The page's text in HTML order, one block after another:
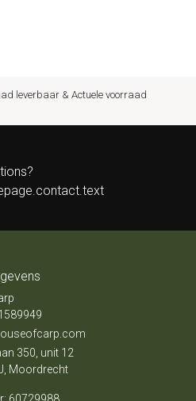
leverbaar & Actuele voorraad
350, unit 12
Moordrecht